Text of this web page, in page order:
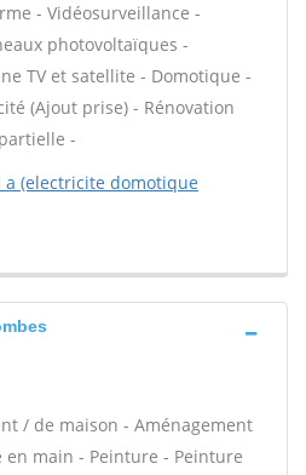
- Vidéosurveillance -
photovoltaïques -
TV et satellite - Domotique -
(Ajout prise) - Rénovation
-
a (electricite domotique
/ de maison - Aménagement
en main - Peinture - Peinture